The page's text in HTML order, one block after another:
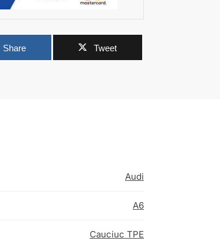
Share Tweet
Audi
A6
Cauciuc TPE